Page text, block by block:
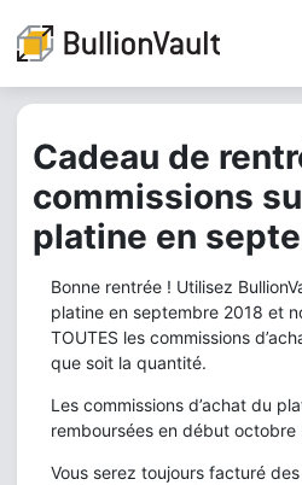
Cadeau de
commissions
platine en
Bonne rentrée ! Utilisez
platine en septembre 2018 et
TOUTES les commissions
que soit la quantité.
Les commissions d’achat du
remboursées en début octobre
Vous serez toujours facturé